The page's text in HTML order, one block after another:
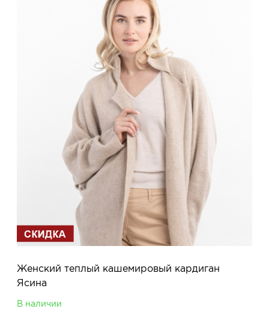
Женский теплый кашемировый кардиган
Ясина
В наличии